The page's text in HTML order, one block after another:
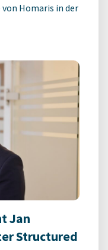
Homaris in der
Jan
Structured